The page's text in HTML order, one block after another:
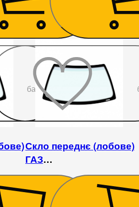
До
бажаного
Скло переднє (лобове)
ГАЗ
2410/3102/3110/31105